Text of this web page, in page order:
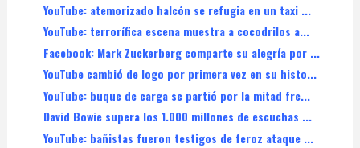
YouTube: atemorizado halcón se refugia en un taxi ...
YouTube: terrorífica escena muestra a cocodrilos a...
Facebook: Mark Zuckerberg comparte su alegría por ...
YouTube cambió de logo por primera vez en su histo...
YouTube: buque de carga se partió por la mitad fre...
David Bowie supera los 1.000 millones de escuchas ...
YouTube: bañistas fueron testigos de feroz ataque ...